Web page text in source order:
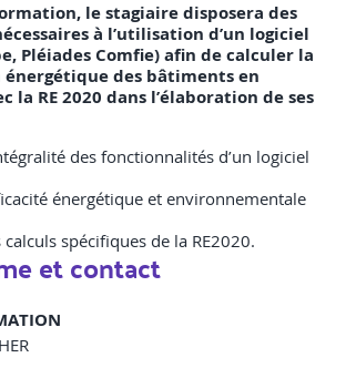
le stagiaire disposera des
à l’utilisation d’un logiciel
Pléiades Comfie) afin de calculer la
des bâtiments en
la RE 2020 dans l’élaboration de ses
des fonctionnalités d’un logiciel
énergétique et environnementale
spécifiques de la RE2020.
et contact